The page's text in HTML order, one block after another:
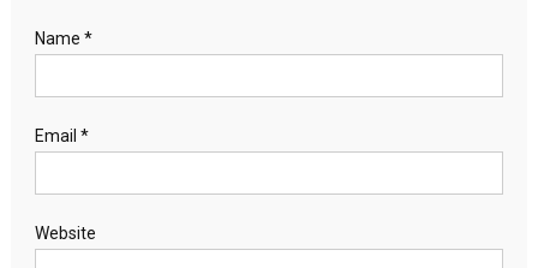
Name *
Email *
Website